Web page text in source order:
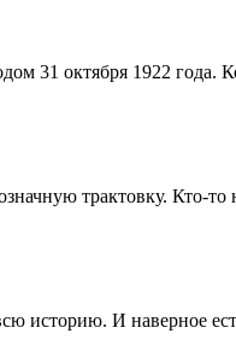
31 октября 1922 года.
трактовку. Кто-то
историю. И наверное